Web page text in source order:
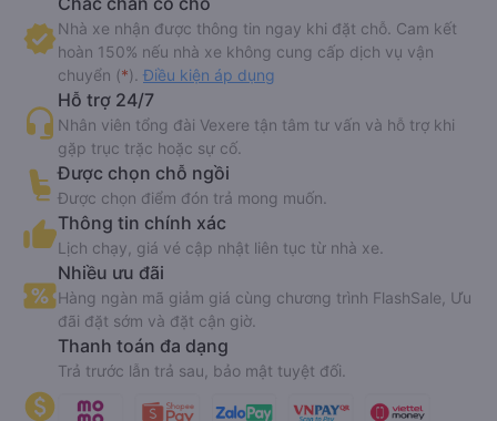
Nhà xe nhận được thông tin ngay khi đặt chỗ. Cam kết
hoàn 150% nếu nhà xe không cung cấp dịch vụ vận
chuyển (*). Điều kiện áp dụng
Hỗ trợ 24/7
Nhân viên tổng đài Vexere tận tâm tư vấn và hỗ trợ khi
gặp trục trặc hoặc sự cố.
Được chọn chỗ ngồi
Được chọn điểm đón trả mong muốn.
Thông tin chính xác
Lịch chạy, giá vé cập nhật liên tục từ nhà xe.
Nhiều ưu đãi
Hàng ngàn mã giảm giá cùng chương trình FlashSale, Ưu
đãi đặt sớm và đặt cận giờ.
Thanh toán đa dạng
Trả trước lẫn trả sau, bảo mật tuyệt đối.